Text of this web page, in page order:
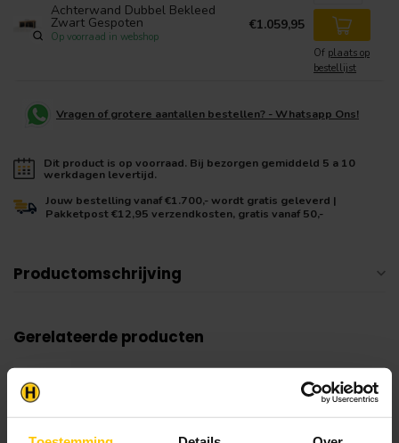
Achterwand Dubbel Bekleed
Zwart Gespoten
Op voorraad in webshop
€1.059,95
Of plaats op
bestellijst
Vragen of grotere aantallen bestellen? - Whatsapp Ons!
Dit product is op voorraad. Bij bezorgen gemiddeld 5 a 10
werkdagen levertijd.
Jouw bestelling vanaf €1.700,- wordt gratis geleverd |
Pakketpost €12,95 verzendkosten, gratis vanaf 50,-
Productomschrijving
Gerelateerde producten
€1,00